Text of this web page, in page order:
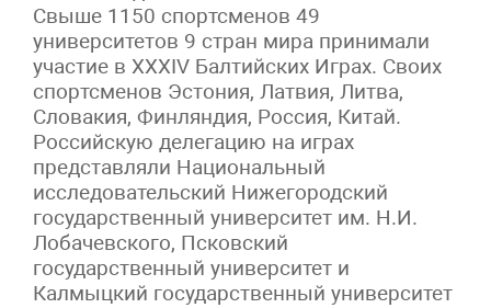
Свыше 1150 спортсменов 49
университетов 9 стран мира принимали
участие в XXXIV Балтийских Играх. Своих
спортсменов Эстония, Латвия, Литва,
Словакия, Финляндия, Россия, Китай.
Российскую делегацию на играх
представляли Национальный
исследовательский Нижегородский
государственный университет им. Н.И.
Лобачевского, Псковский
государственный университет и
Калмыцкий государственный университет